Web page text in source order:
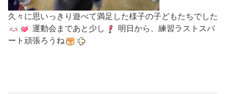
久々に思いっきり遊べて満足した様子の子どもたちでした
運動会まであと少し
明日から、練習ラストスパ
ート頑張ろうね